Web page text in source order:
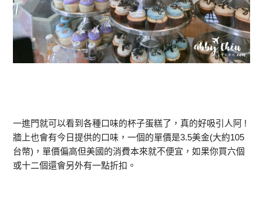
一進門就可以看到各種口味的杯子蛋糕了，真的好吸引人阿 !
牆上也會有今日提供的口味，一個的單價是3.5美金(大約105
台幣)，單價偏高但美國的消費本來就不便宜，如果你買六個
或十二個還會另外有一點折扣。